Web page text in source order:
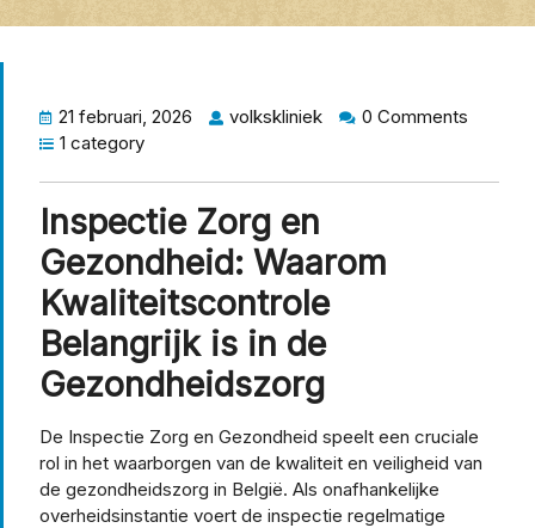
21 februari, 2026 volkskliniek
0 Comments
1 category
Inspectie Zorg en
Gezondheid: Waarom
Kwaliteitscontrole
Belangrijk is in de
Gezondheidszorg
De Inspectie Zorg en Gezondheid speelt een cruciale
rol in het waarborgen van de kwaliteit en veiligheid van
de gezondheidszorg in België. Als onafhankelijke
overheidsinstantie voert de inspectie regelmatige